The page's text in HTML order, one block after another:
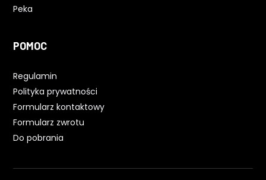
Peka
POMOC
Regulamin
Polityka prywatności
Formularz kontaktowy
Formularz zwrotu
Do pobrania